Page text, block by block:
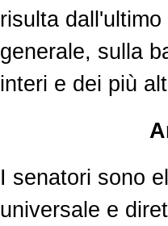
risulta
generale, sulla
interi e dei più
I senatori sono
universale e